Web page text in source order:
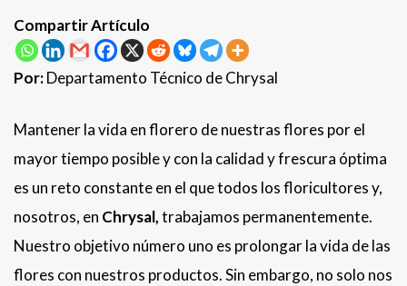
Compartir Artículo
Por:Departamento Técnico de Chrysal
Mantener la vida en florero de nuestras flores por el
mayor tiempo posible y con la calidad y frescura óptima
es un reto constante en el que todos los floricultores y,
nosotros, en Chrysal,trabajamos permanentemente.
Nuestro objetivo número uno es prolongar la vida de las
flores con nuestros productos. Sin embargo, no solo nos